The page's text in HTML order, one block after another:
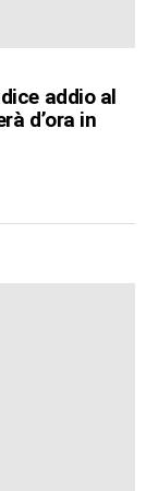
addio al
d’ora in